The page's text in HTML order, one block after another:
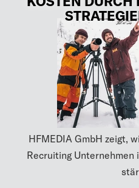
HFMEDIA GmbH zeigt,
Recruiting Unternehmen